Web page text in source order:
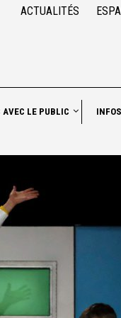
ACTUALITÉS
AVEC LE PUBLIC